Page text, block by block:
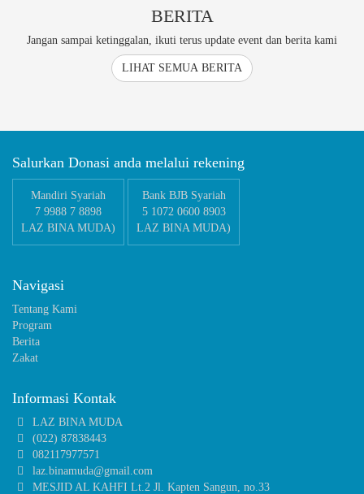
BERITA
Jangan sampai ketinggalan, ikuti terus update event dan berita kami
LIHAT SEMUA BERITA
Salurkan Donasi anda melalui rekening
Mandiri Syariah
7 9988 7 8898
LAZ BINA MUDA)
Bank BJB Syariah
5 1072 0600 8903
LAZ BINA MUDA)
Navigasi
Tentang Kami
Program
Berita
Zakat
Informasi Kontak
LAZ BINA MUDA
(022) 87838443
082117977571
laz.binamuda@gmail.com
MESJID AL KAHFI Lt.2 Jl. Kapten Sangun, no.33